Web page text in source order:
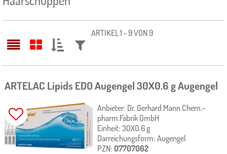
SORTIEREN
FILTERN
ARTIKEL 1 - 9 VON 9
ARTELAC Lipids EDO Augengel30X0.6 gAugengel
Anbieter: Dr. Gerhard Mann Chem.-
pharm.Fabrik GmbH
Einheit: 30X0.6g
Darreichungsform: Augengel
PZN: 07707062